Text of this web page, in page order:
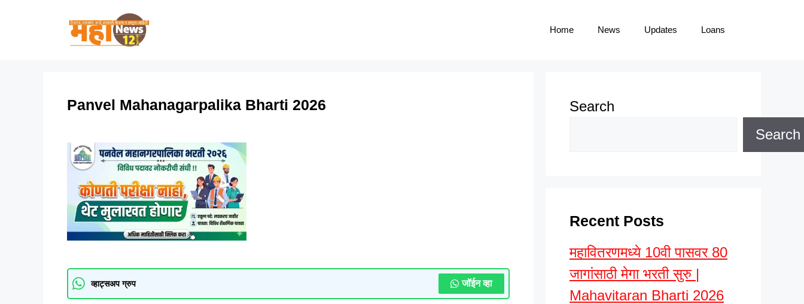
Home News Updates Loans
Panvel Mahanagarpalika Bharti 2026
व्हाट्सअप ग्रुप जॉईन व्हा
Search
Search
Recent Posts
महावितरणमध्ये 10वी पासवर 80
जागांसाठी मेगा भरती सुरु |
Mahavitaran Bharti 2026